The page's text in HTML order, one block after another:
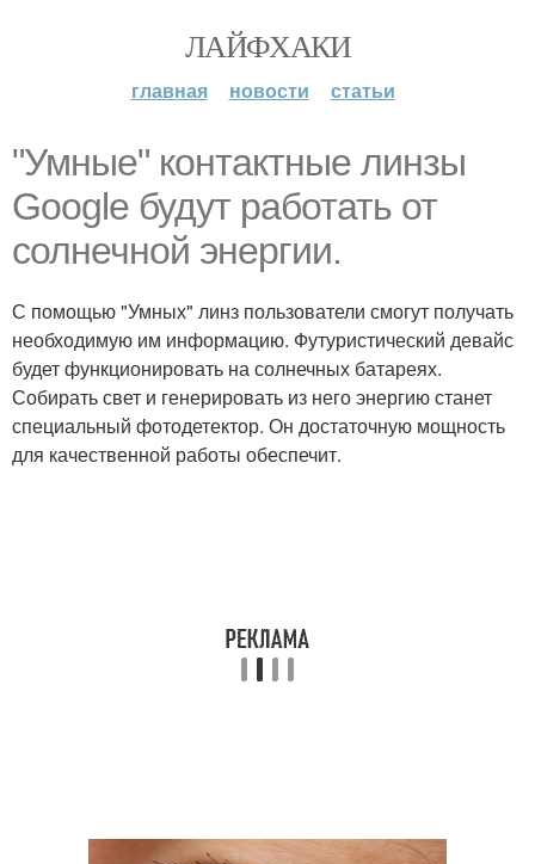
ЛАЙФХАКИ
главная новости статьи
"Умные" контактные линзы
Google будут работать от
солнечной энергии.
С помощью "Умных" линз пользователи смогут получать
необходимую им информацию. Футуристический девайс
будет функционировать на солнечных батареях.
Собирать свет и генерировать из него энергию станет
специальный фотодетектор. Он достаточную мощность
для качественной работы обеспечит.